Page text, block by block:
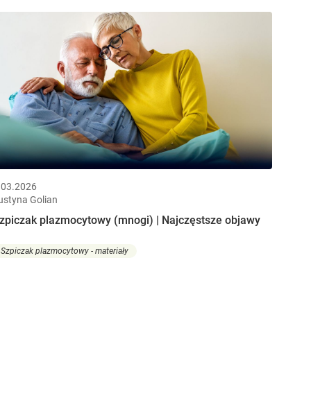
Golian
plazmocytowy (mnogi) | Najczęstsze objawy
Szpiczak plazmocytowy - materiały